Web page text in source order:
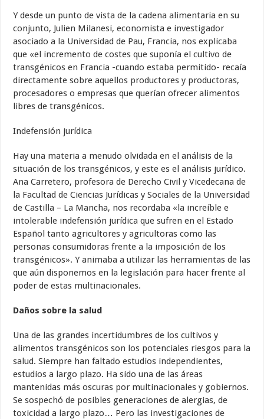
Y desde un punto de vista de la cadena alimentaria en su
conjunto, Julien Milanesi, economista e investigador
asociado a la Universidad de Pau, Francia, nos explicaba
que «el incremento de costes que suponía el cultivo de
transgénicos en Francia -cuando estaba permitido- recaía
directamente sobre aquellos productores y productoras,
procesadores o empresas que querían ofrecer alimentos
libres de transgénicos.
Indefensión jurídica
Hay una materia a menudo olvidada en el análisis de la
situación de los transgénicos, y este es el análisis jurídico.
Ana Carretero, profesora de Derecho Civil y Vicedecana de
la Facultad de Ciencias Jurídicas y Sociales de la Universidad
de Castilla – La Mancha, nos recordaba «la increíble e
intolerable indefensión jurídica que sufren en el Estado
Español tanto agricultores y agricultoras como las
personas consumidoras frente a la imposición de los
transgénicos». Y animaba a utilizar las herramientas de las
que aún disponemos en la legislación para hacer frente al
poder de estas multinacionales.
Daños sobre la salud
Una de las grandes incertidumbres de los cultivos y
alimentos transgénicos son los potenciales riesgos para la
salud. Siempre han faltado estudios independientes,
estudios a largo plazo. Ha sido una de las áreas
mantenidas más oscuras por multinacionales y gobiernos.
Se sospechó de posibles generaciones de alergias, de
toxicidad a largo plazo… Pero las investigaciones de